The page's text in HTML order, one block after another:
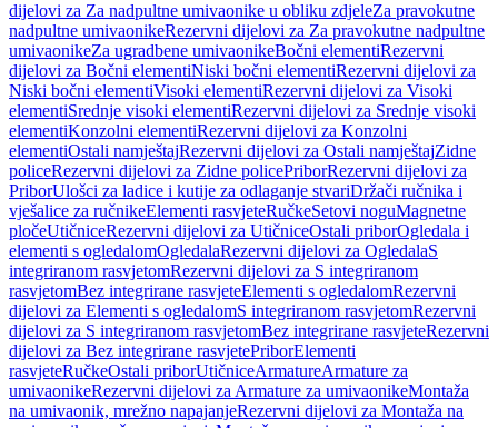
dijelovi za Za nadpultne umivaonike u obliku zdjeleZa pravokutne
nadpultne umivaonikeRezervni dijelovi za Za pravokutne nadpultne
umivaonikeZa ugradbene umivaonikeBočni elementiRezervni
dijelovi za Bočni elementiNiski bočni elementiRezervni dijelovi za
Niski bočni elementiVisoki elementiRezervni dijelovi za Visoki
elementiSrednje visoki elementiRezervni dijelovi za Srednje visoki
elementiKonzolni elementiRezervni dijelovi za Konzolni
elementiOstali namještajRezervni dijelovi za Ostali namještajZidne
policeRezervni dijelovi za Zidne policePriborRezervni dijelovi za
PriborUlošci za ladice i kutije za odlaganje stvariDržači ručnika i
vješalice za ručnikeElementi rasvjeteRučkeSetovi noguMagnetne
pločeUtičniceRezervni dijelovi za UtičniceOstali priborOgledala i
elementi s ogledalomOgledalaRezervni dijelovi za OgledalaS
integriranom rasvjetomRezervni dijelovi za S integriranom
rasvjetomBez integrirane rasvjeteElementi s ogledalomRezervni
dijelovi za Elementi s ogledalomS integriranom rasvjetomRezervni
dijelovi za S integriranom rasvjetomBez integrirane rasvjeteRezervni
dijelovi za Bez integrirane rasvjetePriborElementi
rasvjeteRučkeOstali priborUtičniceArmatureArmature za
umivaonikeRezervni dijelovi za Armature za umivaonikeMontaža
na umivaonik, mrežno napajanjeRezervni dijelovi za Montaža na